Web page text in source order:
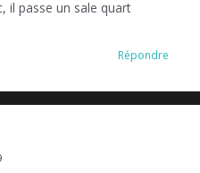
il passe un sale quart
Répondre